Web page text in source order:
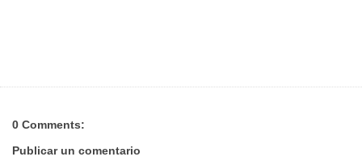
0 Comments:
Publicar un comentario